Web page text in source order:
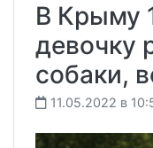
В Крыму
девочку
собаки,
11.05.2022 в